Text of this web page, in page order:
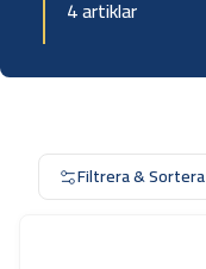
4 artiklar
Filtrera & Sortera